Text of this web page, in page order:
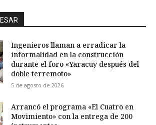
Ingenieros llaman a erradicar la
informalidad en la construcción
durante el foro «Yaracuy después del
doble terremoto»
5 de agosto de 2026
Arrancó el programa «El Cuatro en
Movimiento» con la entrega de 200